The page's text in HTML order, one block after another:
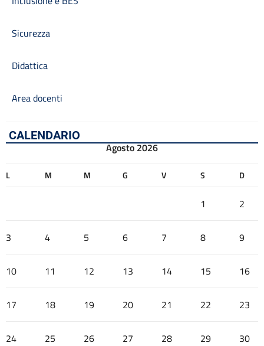
Sicurezza
Didattica
Area docenti
CALENDARIO
Agosto 2026
L M M G V S D
1 2
3 4 5 6 7 8 9
10 11 12 13 14 15 16
17 18 19 20 21 22 23
24 25 26 27 28 29 30